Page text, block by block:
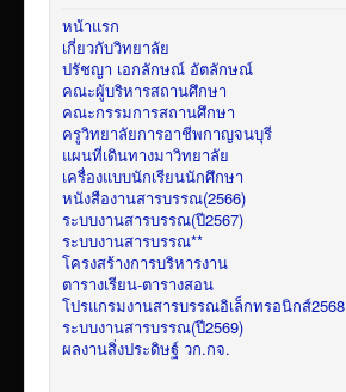
หน้าแรก
เกี่ยวกับวิทยาลัย
ปรัชญา เอกลักษณ์ อัตลักษณ์
คณะผู้บริหารสถานศึกษา
คณะกรรมการสถานศึกษา
ครูวิทยาลัยการอาชีพกาญจนบุรี
แผนที่เดินทางมาวิทยาลัย
เครื่องแบบนักเรียนนักศึกษา
หนังสืองานสารบรรณ(2566)
ระบบงานสารบรรณ(ปี2567)
ระบบงานสารบรรณ**
โครงสร้างการบริหารงาน
ตารางเรียน-ตารางสอน
โปรแกรมงานสารบรรณอิเล็กทรอนิกส์2568
ระบบงานสารบรรณ(ปี2569)
ผลงานสิ่งประดิษฐ์ วก.กจ.